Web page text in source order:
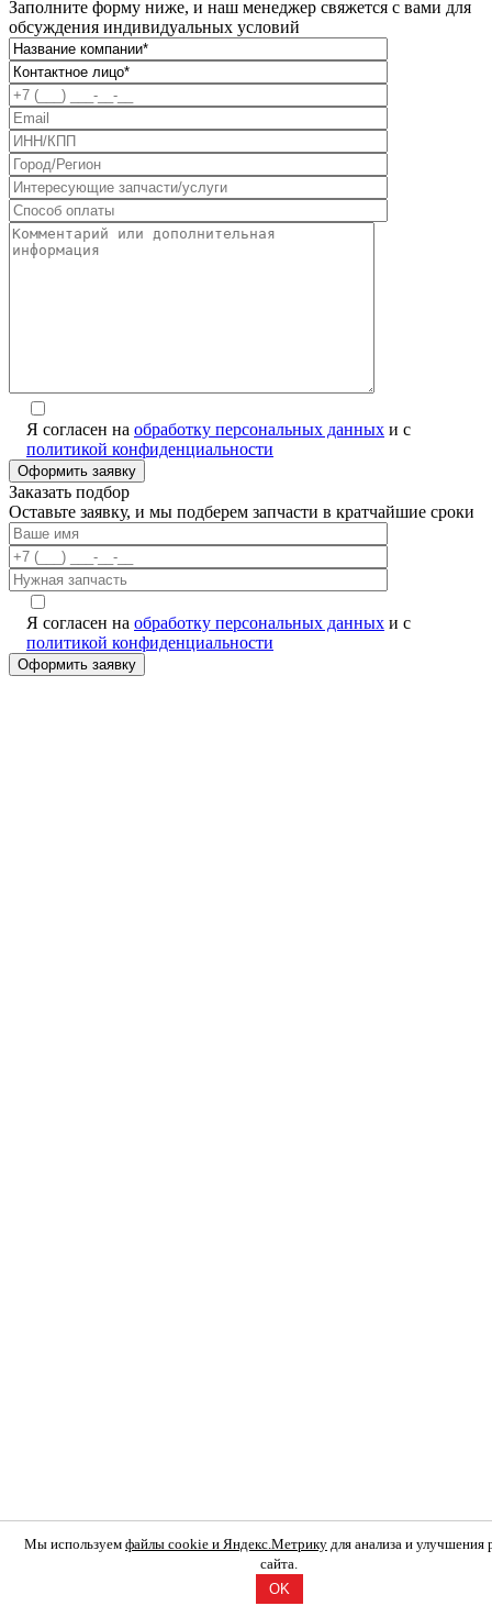
Заполните форму ниже, и наш менеджер свяжется с вами для
обсуждения индивидуальных условий
Я согласен на обработку персональных данных и с
политикой конфиденциальности
Заказать подбор
Оставьте заявку, и мы подберем запчасти в кратчайшие сроки
Я согласен на обработку персональных данных и с
политикой конфиденциальности
Мы используем файлы cookie и Яндекс.Метрику для анализа и улучшения
сайта.
OK